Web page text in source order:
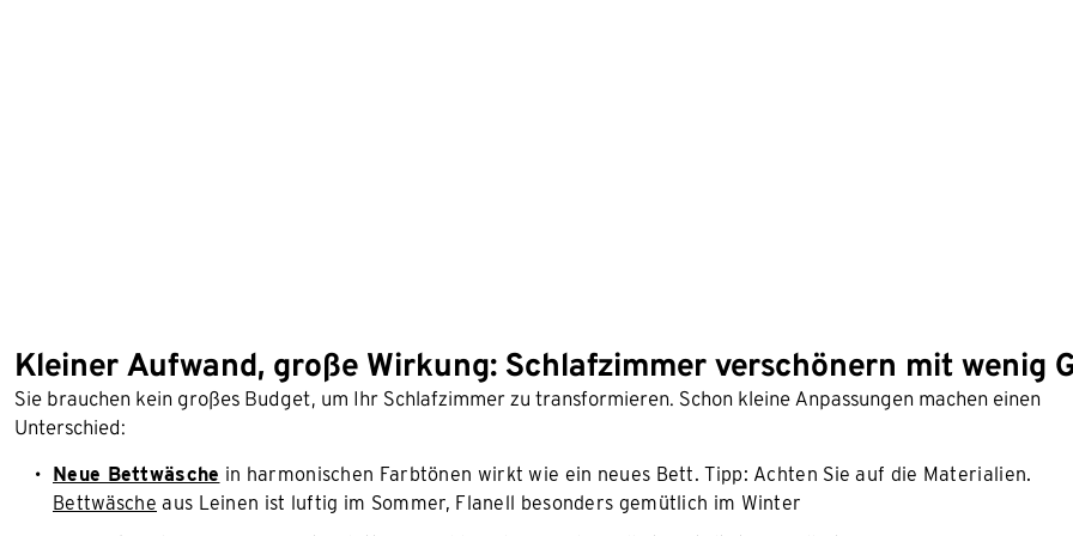
Kleiner Aufwand, große Wirkung: Schlafzimmer verschönern mit wenig
Sie brauchen kein großes Budget, um Ihr Schlafzimmer zu transformieren. Schon kleine Anpassungen machen einen
Unterschied:
Neue Bettwäsche in harmonischen Farbtönen wirkt wie ein neues Bett. Tipp: Achten Sie auf die Materialien.
Bettwäsche aus Leinen ist luftig im Sommer, Flanell besonders gemütlich im Winter